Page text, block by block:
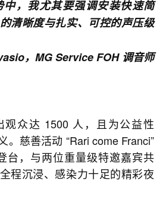
，我尤其要强调安装快速简
清晰度与扎实、可控的声压级
，MG Service FOH 调音师
众达 1500 人，且为公益性
。慈善活动 “Rari come Franci”
台，与两位重量级特邀嘉宾共
程沉浸、感染力十足的精彩夜